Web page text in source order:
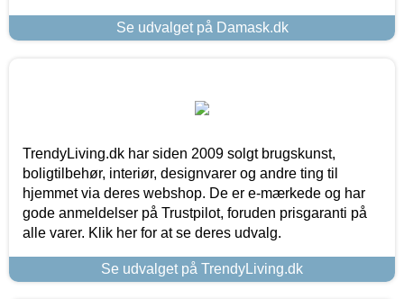
Se udvalget på Damask.dk
TrendyLiving.dk har siden 2009 solgt brugskunst,
boligtilbehør, interiør, designvarer og andre ting til
hjemmet via deres webshop. De er e-mærkede og har
gode anmeldelser på Trustpilot, foruden prisgaranti på
alle varer. Klik her for at se deres udvalg.
Se udvalget på TrendyLiving.dk